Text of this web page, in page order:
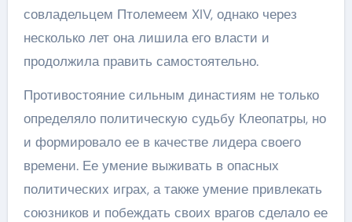
совладельцем Птолемеем XIV, однако через
несколько лет она лишила его власти и
продолжила править самостоятельно.
Противостояние сильным династиям не только
определяло политическую судьбу Клеопатры, но
и формировало ее в качестве лидера своего
времени. Ее умение выживать в опасных
политических играх, а также умение привлекать
союзников и побеждать своих врагов сделало ее